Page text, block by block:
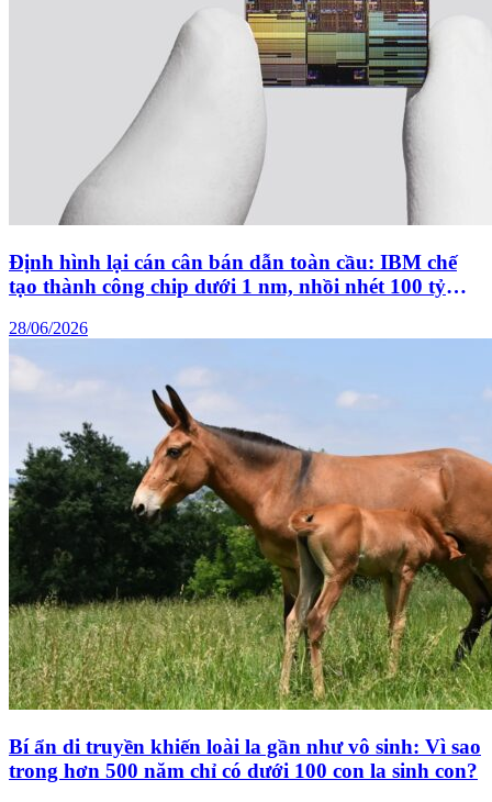
Định hình lại cán cân bán dẫn toàn cầu: IBM chế
tạo thành công chip dưới 1 nm, nhồi nhét 100 tỷ
28/06/2026
Bí ẩn di truyền khiến loài la gần như vô sinh: Vì sao
trong hơn 500 năm chỉ có dưới 100 con la sinh con?